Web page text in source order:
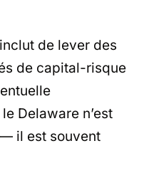
de lever des
de capital-risque
Delaware n’est
il est souvent